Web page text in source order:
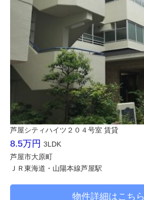
芦屋シティハイツ２０４号室 賃貸
8.5万円 3LDK
芦屋市大原町
ＪＲ東海道・山陽本線芦屋駅
物件詳細はこちら